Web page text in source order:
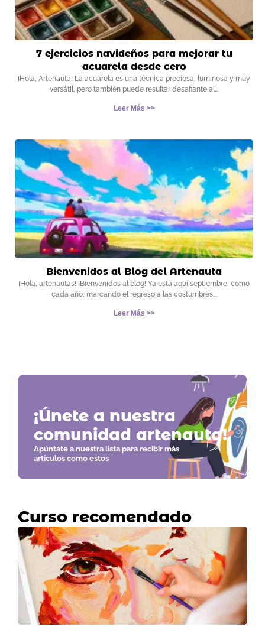
7 ejercicios navideños para mejorar tu
acuarela desde cero
¡Hola, Artenauta! La acuarela es una técnica preciosa, luminosa y muy
versátil, pero también puede resultar desafiante al
Leer Más >>
Bienvenidos al Blog del Artenauta
¡Hola, artenautas! ¡Bienvenidos al blog! Ya está aquí septiembre, como
cada año, marcando el regreso a las costumbres
Leer Más >>
¡Únete a nuestra
comunidad artenauta!
Apúntate a nuestra lista para recibir más
artículos como estos
Curso recomendado